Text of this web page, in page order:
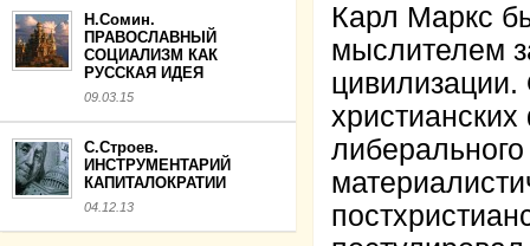
Н.Сомин.
ПРАВОСЛАВНЫЙ
СОЦИАЛИЗМ КАК
РУССКАЯ ИДЕЯ
09.03.15
С.Строев.
ИНСТРУМЕНТАРИЙ
КАПИТАЛОКРАТИИ
04.12.13
Карл Маркс
мыслителем